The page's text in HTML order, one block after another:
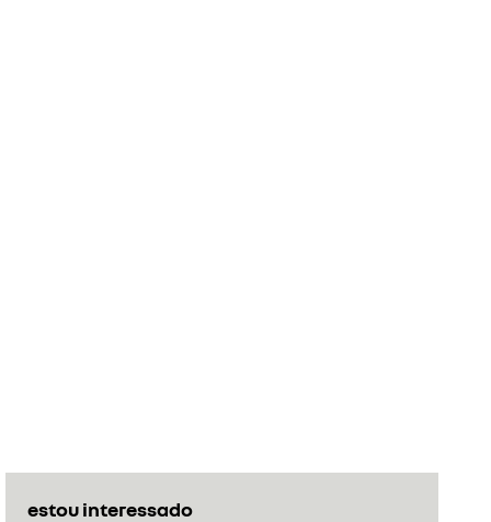
estou interessado